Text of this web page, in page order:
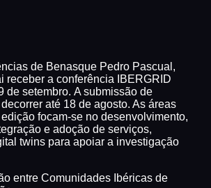
de Benasque Pedro Pascual,
receber a conferência IBERGRID
de setembro. A submissão de
até 18 de agosto. As áreas
focam-se no desenvolvimento,
e adoção de serviços,
twins para apoiar a investigação
entre Comunidades Ibéricas de